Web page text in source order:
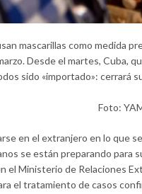
mascarillas como medida
Desde el martes, Cuba,
sido «importado»: cerrará
Foto:
en el extranjero en lo que
se están preparando para
el Ministerio de Relaciones
el tratamiento de casos